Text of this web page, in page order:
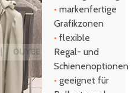
• markenfertige
Grafikzonen
• flexible
Regal- und
Schienenoptionen
• geeignet für